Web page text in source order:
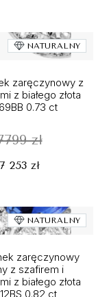
NATURALNY
zaręczynowy z
z białego złota
0.73 ct
zł
7 253 zł
NATURALNY
zaręczynowy
z szafirem i
z białego złota
0.82 ct